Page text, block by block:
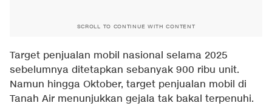
SCROLL TO CONTINUE WITH CONTENT
Target penjualan mobil nasional selama 2025
sebelumnya ditetapkan sebanyak 900 ribu unit.
Namun hingga Oktober, target penjualan mobil di
Tanah Air menunjukkan gejala tak bakal terpenuhi.